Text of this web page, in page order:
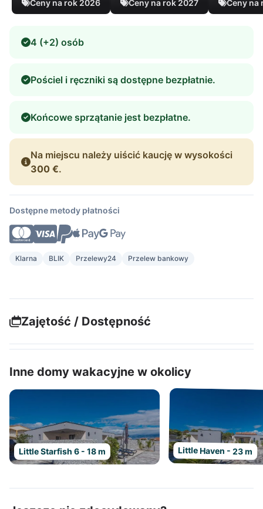
Ceny na rok 2026 Ceny na rok 2027 Ceny na
4 (+2) osób
Pościel i ręczniki są dostępne bezpłatnie.
Końcowe sprzątanie jest bezpłatne.
Na miejscu należy uiścić kaucję w wysokości
300 €.
Dostępne metody płatności
Klarna BLIK Przelewy24 Przelew bankowy
Zajętość / Dostępność
Inne domy wakacyjne w okolicy
Little Starfish 6 - 18 m Little Haven - 23 m